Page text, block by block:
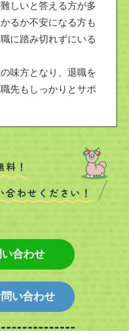
しいと答える方が多
るか不安になる方も
に踏み切れずにいる
味方となり、退職を
先もしっかりとサポ
料！
わせください！
合わせ
い合わせ